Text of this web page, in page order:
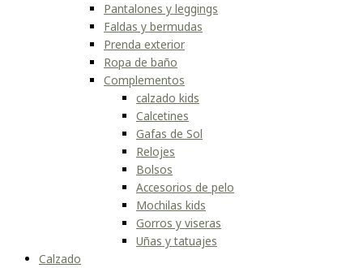
Pantalones y leggings
Faldas y bermudas
Prenda exterior
Ropa de baño
Complementos
calzado kids
Calcetines
Gafas de Sol
Relojes
Bolsos
Accesorios de pelo
Mochilas kids
Gorros y viseras
Uñas y tatuajes
Calzado